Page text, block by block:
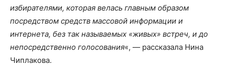
избирателями, которая велась главным образом
посредством средств массовой информации и
интернета, без так называемых «живых» встреч, и до
непосредственно голосования«, — рассказала Нина
Чиплакова.